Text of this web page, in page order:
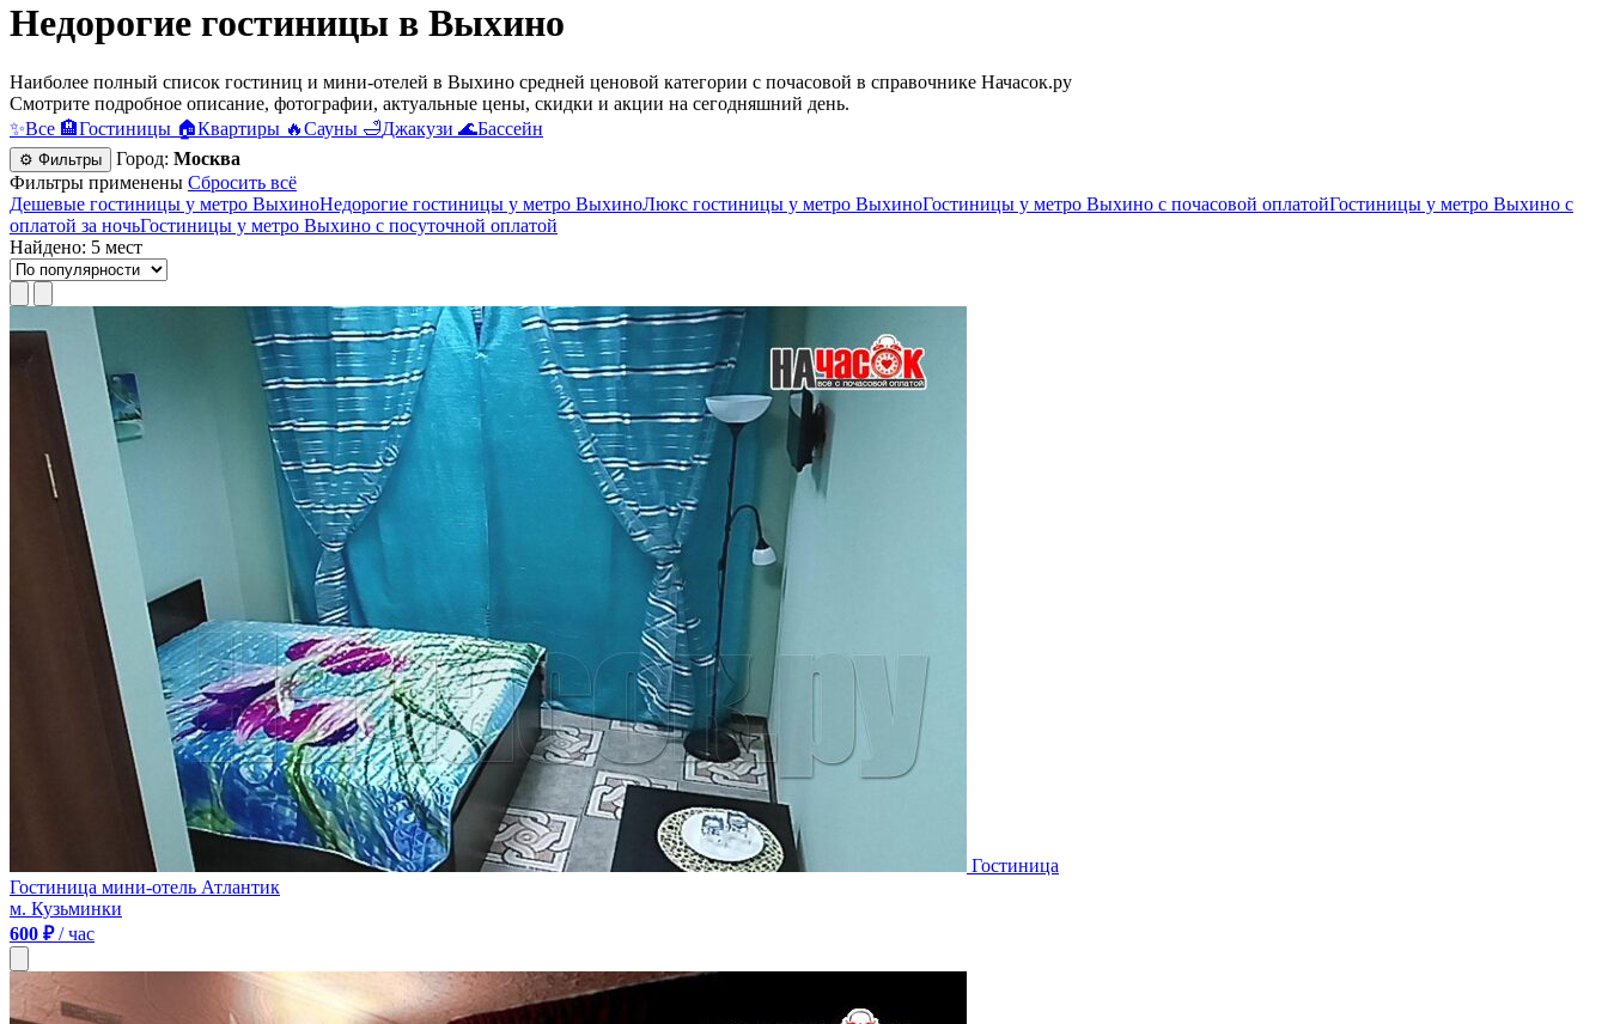
Недорогие гостиницы в Выхино
Наиболее полный список гостиниц и мини-отелей в Выхино средней ценовой категории c почасовой в справочнике Начасок.ру
Смотрите подробное описание, фотографии, актуальные цены, скидки и акции на сегодняшний день.
✨Все 🏨Гостиницы 🏠Квартиры 🔥Сауны 🛁Джакузи 🌊Бассейн
⚙ Фильтры Город: Москва
Фильтры применены Сбросить всё
Дешевые гостиницы у метро ВыхиноНедорогие гостиницы у метро ВыхиноЛюкс гостиницы у метро ВыхиноГостиницы у метро Выхино c почасовой оплатойГостиницы у метро Выхино с
оплатой за ночьГостиницы у метро Выхино c посуточной оплатой
Найдено: 5 мест
Гостиница
Гостиница мини-отель Атлантик
м. Кузьминки
600 ₽/ час